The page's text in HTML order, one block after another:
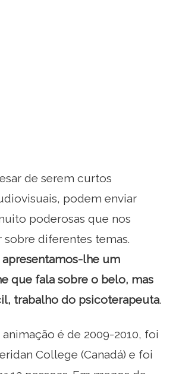
de serem curtos
podem enviar
poderosas que nos
diferentes temas.
apresentamos-lhe um
que fala sobre o belo, mas
trabalho do psicoterapeuta.
é de 2009-2010, foi
College (Canadá) e foi